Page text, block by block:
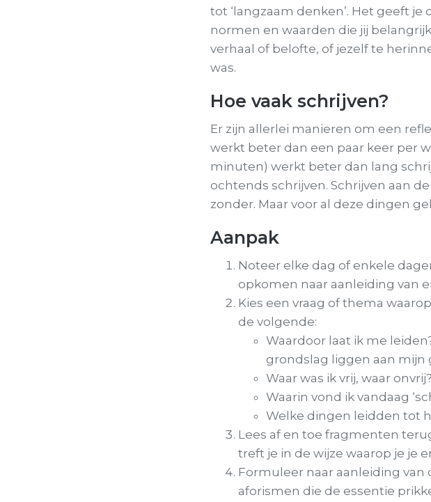
tot ‘langzaam denken’. Het geeft
normen en waarden die jij
verhaal of belofte, of jezelf te
was.
Hoe vaak schrijven?
Er zijn allerlei manieren om een
werkt beter dan een paar keer per
minuten) werkt beter dan lang
ochtends schrijven. Schrijven aan
zonder. Maar voor al deze dingen
Aanpak
Noteer elke dag of enkele
opkomen naar aanleiding van
Kies een vraag of thema
de volgende:
Waardoor laat ik me
grondslag liggen aan mijn
Waar was ik vrij, waar onvrij?
Waarin vond ik vandaag
Welke dingen leidden tot
Lees af en toe fragmenten
treft je in de wijze waarop je je
Formuleer naar aanleiding
aforismen die de essentie